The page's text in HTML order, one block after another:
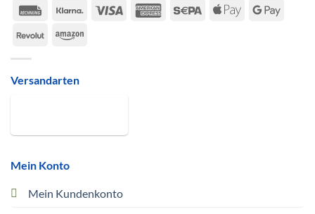
Mein Konto
Mein Kundenkonto
Rechung
Klarna Visa
American Sepa
Apple
Google
RevolutAmazon
Versandarten